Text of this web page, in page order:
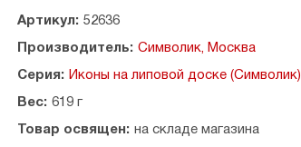
Артикул: 52636
Производитель: Символик, Москва
Серия: Иконы на липовой доске (Символик)
Вес: 619 г
Товар освящен: на складе магазина